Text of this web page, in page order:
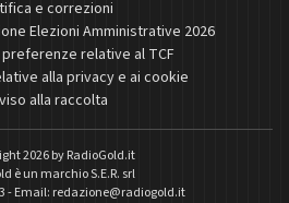
e correzioni
Elezioni Amministrative 2026
relative al TCF
alla privacy e ai cookie
alla raccolta
2026 byRadioGold.it
è un marchio S.E.R. srl
- Email: redazione@radiogold.it